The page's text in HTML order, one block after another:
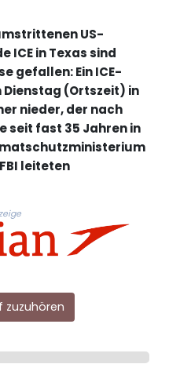
US-
ICE in Texas sind
gefallen: Ein ICE-
(Ortszeit) in
nieder, der nach
seit fast 35 Jahren in
leiteten
zuzuhören